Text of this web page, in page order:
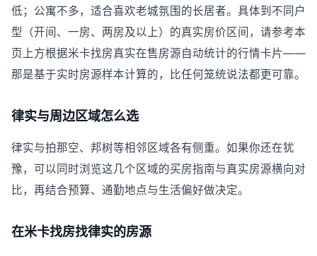
低；公寓不多，适合喜欢老城氛围的长居者。具体到不同户
型（开间、一房、两房及以上）的真实房价区间，请参考本
页上方根据米卡找房真实在售房源自动统计的行情卡片——
那是基于实时房源样本计算的，比任何笼统说法都更可靠。
律实与周边区域怎么选
律实与拍那空、邦树等相邻区域各有侧重。如果你还在犹
豫，可以同时浏览这几个区域的买房指南与真实房源横向对
比，再结合预算、通勤地点与生活偏好做决定。
在米卡找房找律实的房源